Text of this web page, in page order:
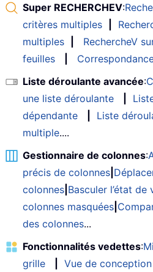
Super RECHERCHEV:
critères multiples
multiples
RechercheV
feuilles
Liste déroulante avancée:
une liste déroulante
dépendante
Liste
multiple....
Gestionnaire de colonnes:
précis de colonnes
colonnes Basculer l’état
colonnes masquées
des colonnes...
Fonctionnalités vedettes:
grille
Vue de conception